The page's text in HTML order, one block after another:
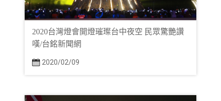
2020台灣燈會開燈璀璨台中夜空 民眾驚艷讚
嘆/台銘新聞網
2020/02/09